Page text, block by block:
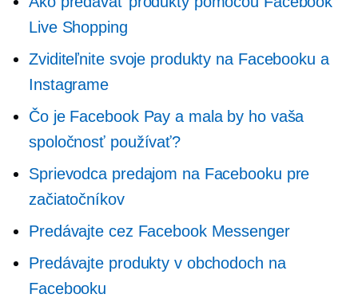
Live Shopping
Zviditeľnite svoje produkty na Facebooku a
Instagrame
Čo je Facebook Pay a mala by ho vaša
spoločnosť používať?
Sprievodca predajom na Facebooku pre
začiatočníkov
Predávajte cez Facebook Messenger
Predávajte produkty v obchodoch na
Facebooku